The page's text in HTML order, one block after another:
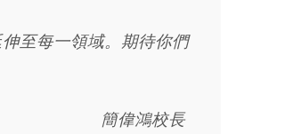
至每一領域。期待你們
簡偉鴻校長